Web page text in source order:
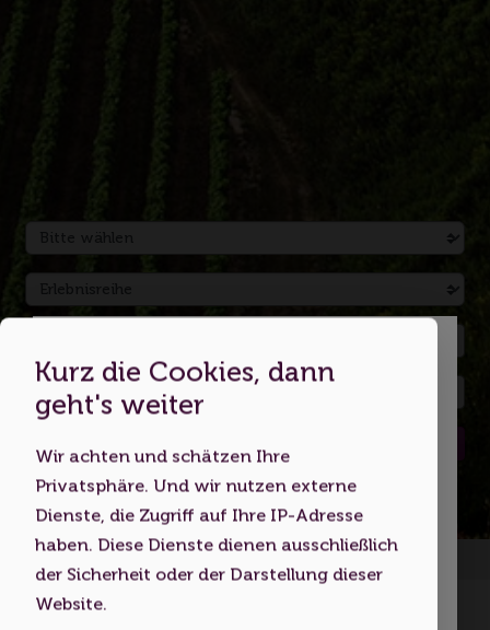
Dies ist eine Webseite für
Erwachsene
Indem Sie diese Website nutzen,
bestätigen Sie, dass Sie mindestens 18
Jahre alt sind bzw. das
Volljährigkeitsalter erreicht haben.
Kurz die Cookies, dann
geht's weiter
Wir achten und schätzen Ihre
Privatsphäre. Und wir nutzen externe
Dienste, die Zugriff auf Ihre IP-Adresse
haben. Diese Dienste dienen ausschließlich
der Sicherheit oder der Darstellung dieser
Website.